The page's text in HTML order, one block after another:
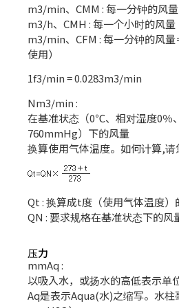
m3/min、CMM : 每一分钟的风量
m3/h、CMH : 每一个小时的风量
m3/min、CFM : 每一分钟的风
使用）
1f3/min = 0.0283m3/min
Nm3/min :
在基准状态（0℃、相对湿度0％
760mmHg）下的风量
换算使用气体温度。如何计算,请
Qt : 换算成t度（使用气体温度）
QN : 要求规格在基准状态下的风
压力
mmAq :
以吸入水，或扬水的高低表示单
Aq是表示Aqua(水)之缩写。水柱